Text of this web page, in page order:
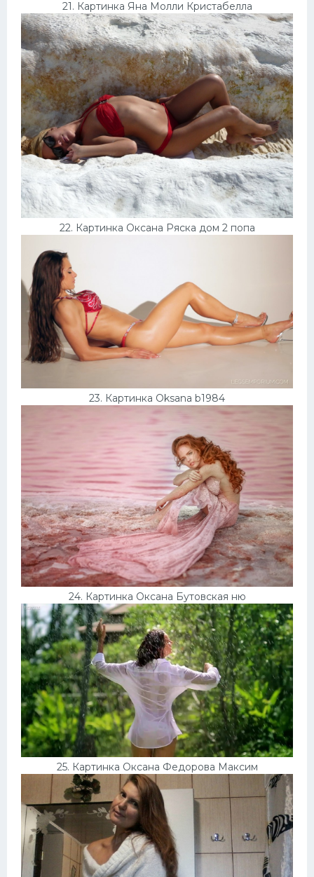
21. Картинка Яна Молли Кристабелла
22. Картинка Оксана Ряска дом 2 попа
23. Картинка Oksana b1984
24. Картинка Оксана Бутовская ню
25. Картинка Оксана Федорова Максим